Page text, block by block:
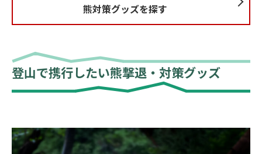
熊対策グッズを探す
登山で携行したい熊撃退・対策グッズ